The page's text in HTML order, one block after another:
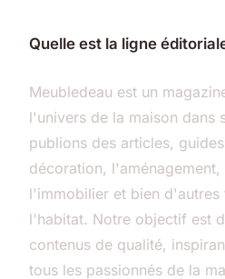
Quelle est la ligne
Meubledeau est un
l'univers de la maison dans
publions des articles,
décoration,
l'immobilier et bien d'autres
l'habitat. Notre objectif est
contenus de qualité,
tous les passionnés de la